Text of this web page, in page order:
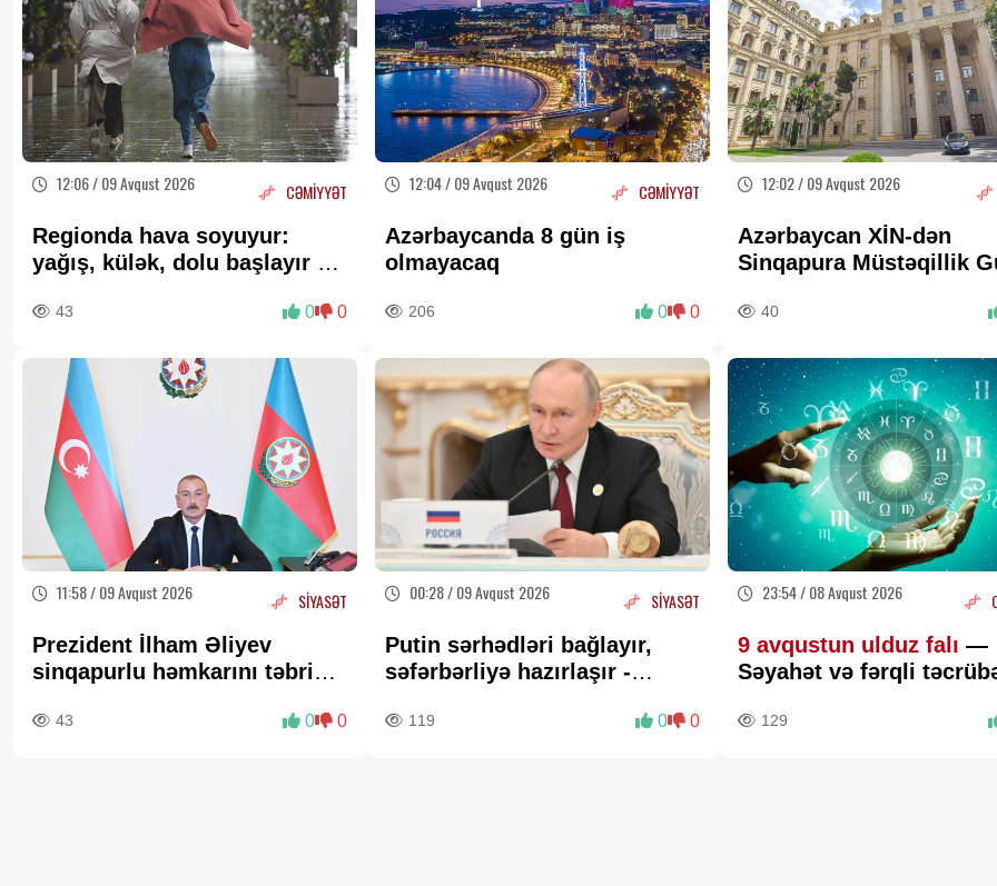
12:06 / 09 Avqust 2026 CƏMİYYƏT
Regionda hava soyuyur:
yağış, külək, dolu başlayır -
43 0 0
12:04 / 09 Avqust 2026 CƏMİYYƏT
Azərbaycanda 8 gün iş
olmayacaq
206 0 0
12:02 / 09 Avqust 2026
Azərbaycan XİN-dən
Sinqapura Müstəqillik
40
11:58 / 09 Avqust 2026 SİYASƏT
Prezident İlham Əliyev
sinqapurlu həmkarını təbrik
43 0 0
00:28 / 09 Avqust 2026 SİYASƏT
Putin sərhədləri bağlayır,
səfərbərliyə hazırlaşır -
119 0 0
23:54 / 08 Avqust 2026
9 avqustun ulduz falı —
Səyahət və fərqli
129